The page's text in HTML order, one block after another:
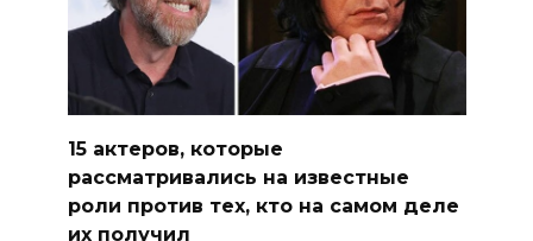
15 актеров, которые
рассматривались на известные
роли против тех, кто на самом деле
их получил